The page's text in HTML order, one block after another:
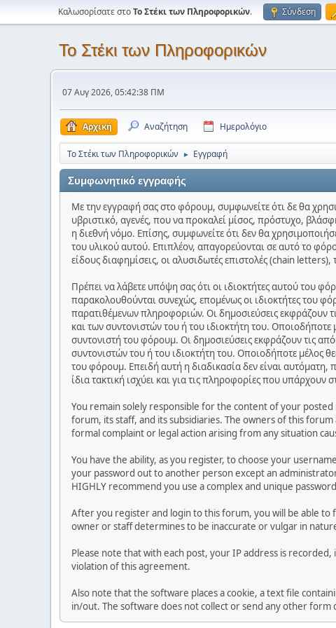
Καλωσορίσατε στοΤο Στέκι των Πληροφορικών. Σύνδεση
Το Στέκι των Πληροφορικών
07 Αυγ 2026, 05:42:38 ΠΜ
Αρχική Αναζήτηση Ημερολόγιο
Το Στέκι των Πληροφορικών ► Εγγραφή
Συμφωνητικό εγγραφής
Με την εγγραφή σας στο φόρουμ, συμφωνείτε ότι δε θα
υβριστικό, αγενές, που να προκαλεί μίσος, πρόστυχο,
η διεθνή νόμο. Επίσης, συμφωνείτε ότι δεν θα
του υλικού αυτού. Επιπλέον, απαγορεύονται σε αυτό το
είδους διαφημίσεις, οι αλυσιδωτές επιστολές (chain
Πρέπει να λάβετε υπόψη σας ότι οι ιδιοκτήτες αυτού του
παρακολουθούνται συνεχώς, επομένως οι ιδιοκτήτες του
παρατιθέμενων πληροφοριών. Οι δημοσιεύσεις εκφράζουν
και των συντονιστών του ή του ιδιοκτήτη του.
συντονιστή του φόρουμ. Οι δημοσιεύσεις εκφράζουν τις
συντονιστών του ή του ιδιοκτήτη του. Οποιοδήποτε μέλος
του φόρουμ. Επειδή αυτή η διαδικασία δεν είναι αυτόματη,
ίδια τακτική ισχύει και για τις πληροφορίες που υπάρχουν
You remain solely responsible for the content of your
forum, its staff, and its subsidiaries. The owners of this
formal complaint or legal action arising from any situation
You have the ability, as you register, to choose your
your password out to another person except an
HIGHLY recommend you use a complex and unique
After you register and login to this forum, you will be able
owner or staff determines to be inaccurate or vulgar in
Please note that with each post, your IP address is
violation of this agreement.
Also note that the software places a cookie, a text file
in/out. The software does not collect or send any other